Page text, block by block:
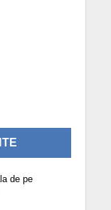
de pe